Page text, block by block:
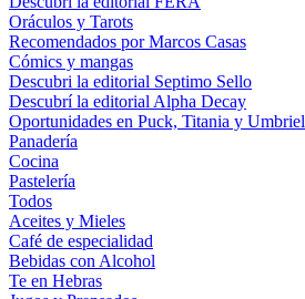
Oráculos y Tarots
Recomendados por Marcos Casas
Cómics y mangas
Descubri la editorial Septimo Sello
Descubrí la editorial Alpha Decay
Oportunidades en Puck, Titania y Umbriel
Panadería
Cocina
Pastelería
Todos
Aceites y Mieles
Café de especialidad
Bebidas con Alcohol
Te en Hebras